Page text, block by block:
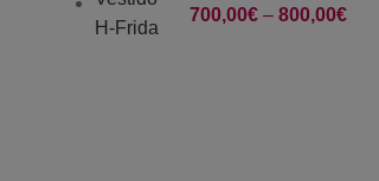
700,00€ – 800,00€